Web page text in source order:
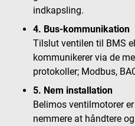
indkapsling.
4. Bus-kommunikation
Tilslut ventilen til BMS
kommunikerer via de
protokoller; Modbus,
5. Nem installation
Belimos ventilmotorer
nemmere at håndtere